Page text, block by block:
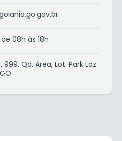
08h às 18h
Qd. Area, Lot. Park Loz